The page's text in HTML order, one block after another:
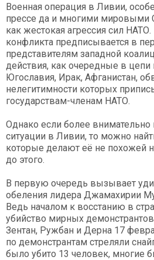
Военная операция в Ливии,
прессе да и многими мировыми
как жестокая агрессия сил
конфликта предписывается в
представителям западной
действия, как очередные в цепи
Югославия, Ирак, Афганистан,
нелегитимности которых
государствам-членам НАТО.
Однако если более внимательно
ситуации в Ливии, то можно
которые делают её не похожей
до этого.
В первую очередь вызывает
обеления лидера Джамахирии
Ведь началом к восстанию в
убийство мирных
Зентан, Ружбан и Дерна 17
по демонстрантам стреляли
было убито 13 человек, многие